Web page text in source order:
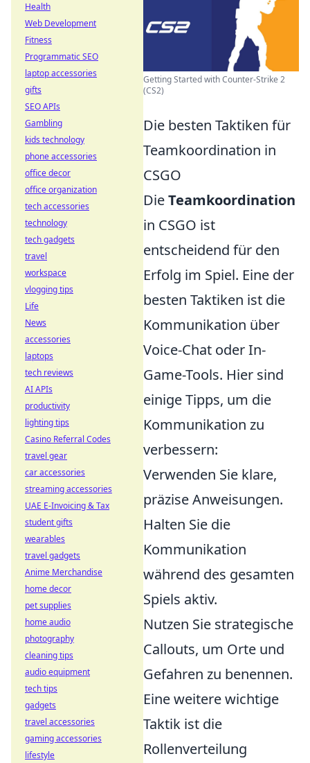
Getting Started with Counter-Strike 2
(CS2)
Die besten Taktiken für
Teamkoordination in
CSGO
DieTeamkoordination
in CSGO ist
entscheidend für den
Erfolg im Spiel. Eine der
besten Taktiken ist die
Kommunikation über
Voice-Chat oder In-
Game-Tools. Hier sind
einige Tipps, um die
Kommunikation zu
verbessern:
Verwenden Sie klare,
präzise Anweisungen.
Halten Sie die
Kommunikation
während des gesamten
Spiels aktiv.
Nutzen Sie strategische
Callouts, um Orte und
Gefahren zu benennen.
Eine weitere wichtige
Taktik ist die
Rollenverteilung
Health
Web Development
Fitness
Programmatic SEO
laptop accessories
gifts
SEO APIs
Gambling
kids technology
phone accessories
office decor
office organization
tech accessories
technology
tech gadgets
travel
workspace
vlogging tips
Life
News
accessories
laptops
tech reviews
AI APIs
productivity
lighting tips
Casino Referral Codes
travel gear
car accessories
streaming accessories
UAE E-Invoicing & Tax
student gifts
wearables
travel gadgets
Anime Merchandise
home decor
pet supplies
home audio
photography
cleaning tips
audio equipment
tech tips
gadgets
travel accessories
gaming accessories
lifestyle